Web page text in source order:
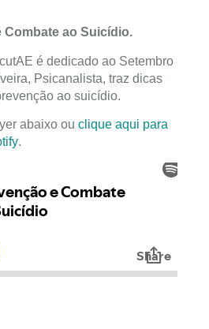
Combate ao Suicídio.
é dedicado ao Setembro
Psicanalista, traz dicas
ao suicídio.
abaixo ou clique aqui para
.